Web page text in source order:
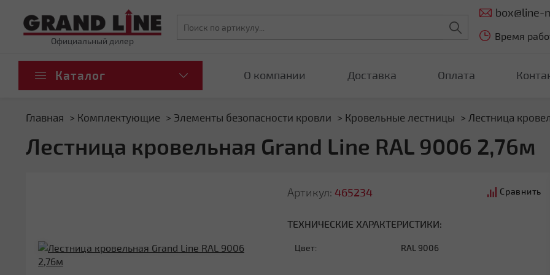
Официальный дилер
box@line-
Время
Каталог О компании Доставка Оплата
Главная Комплектующие Элементы безопасности кровли Кровельные лестницы Лестница
Лестница кровельная Grand Line RAL 9006 2,76м
Артикул: 465234 Сравнить
ТЕХНИЧЕСКИЕ ХАРАКТЕРИСТИКИ:
Цвет: RAL 9006